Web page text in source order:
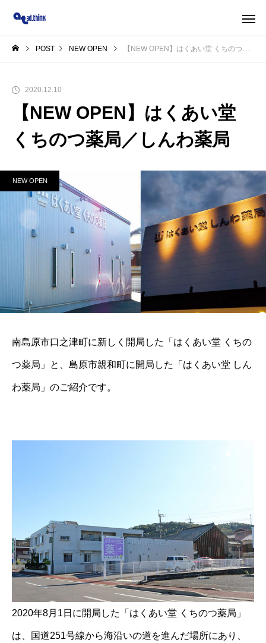
POST NEW OPEN 【NEW OPEN】はくあい堂 くちのつ薬局／しんわ薬局
2020.12.10
【NEW OPEN】はくあい堂
くちのつ薬局／しんわ薬局
NEW OPEN
南島原市口之津町に新しく開局した「はくあい堂 くちの
つ薬局」と、島原市親和町に開局した「はくあい堂 しん
わ薬局」のご紹介です。
2020年8月1日に開局した「はくあい堂 くちのつ薬局」
は、国道251号線から海沿いの道を進んだ場所にあり、